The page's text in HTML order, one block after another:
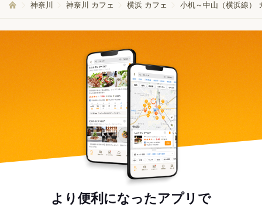
神奈川 神奈川 カフェ 横浜 カフェ 小机～中山（横浜線）
より便利になったアプリで